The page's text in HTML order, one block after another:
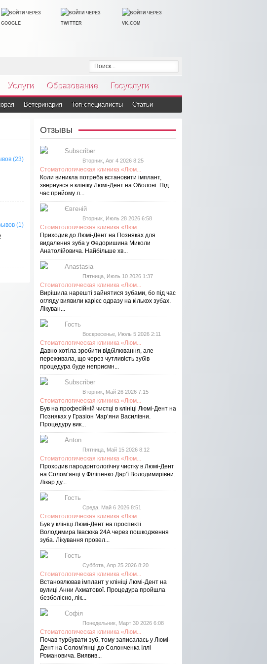
Услуги Образование Госуслуги
Ветеринария Топ-специалисты Статьи
(23)
(1)
Отзывы
Subscriber
Вторник, Авг 4 2026 8:25
Стоматологическая клиника «Люм...
Коли виникла потреба встановити імплант,
звернувся в клініку Люмі-Дент на Оболоні. Під
час прийому л...
Євгеній
Вторник, Июль 28 2026 6:58
Стоматологическая клиника «Люм...
Приходив до Люмі-Дент на Позняках для
видалення зуба у Федоришина Миколи
Анатолійовича. Найбільше хв...
Anastasia
Пятница, Июль 10 2026 1:37
Стоматологическая клиника «Люм...
Вирішила нарешті зайнятися зубами, бо під час
огляду виявили карієс одразу на кількох зубах.
Лікуван...
Гость
Воскресенье, Июль 5 2026 2:11
Стоматологическая клиника «Люм...
Давно хотіла зробити відбілювання, але
переживала, що через чутливість зубів
процедура буде неприємн...
Subscriber
Вторник, Май 26 2026 7:15
Стоматологическая клиника «Люм...
Був на професійній чистці в клініці Люмі-Дент на
Позняках у Гразіон Мар’яни Василівни.
Процедуру вик...
Anton
Пятница, Май 15 2026 8:12
Стоматологическая клиника «Люм...
Проходив пародонтологічну чистку в Люмі-Дент
на Солом’янці у Філіпенко Дар’ї Володимирівни.
Лікар ду...
Гость
Среда, Май 6 2026 8:51
Стоматологическая клиника «Люм...
Був у клініці Люмі-Дент на проспекті
Володимира Івасюка 24А через пошкодження
зуба. Лікування провел...
Гость
Суббота, Апр 25 2026 8:20
Стоматологическая клиника «Люм...
Встановлював імплант у клініці Люмі-Дент на
вулиці Анни Ахматової. Процедура пройшла
безболісно, лік...
Софія
Понедельник, Март 30 2026 6:08
Стоматологическая клиника «Люм...
Почав турбувати зуб, тому записалась у Люмі-
Дент на Соломʼянці до Солонченка Іллі
Романовича. Виявив...